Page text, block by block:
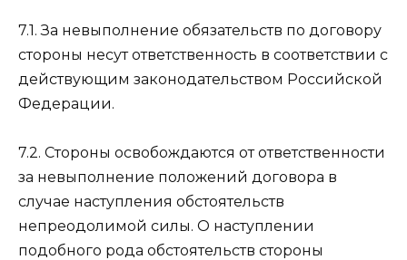
7.1. За невыполнение обязательств по договору
стороны несут ответственность в соответствии с
действующим законодательством Российской
Федерации.
7.2. Стороны освобождаются от ответственности
за невыполнение положений договора в
случае наступления обстоятельств
непреодолимой силы. О наступлении
подобного рода обстоятельств стороны